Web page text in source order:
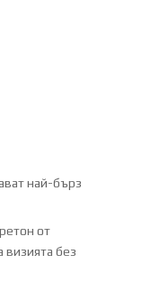
най-бърз
от
визията без